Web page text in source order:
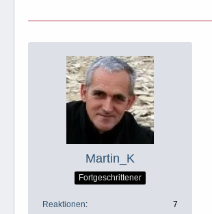
Martin_K
Fortgeschrittener
Reaktionen
7